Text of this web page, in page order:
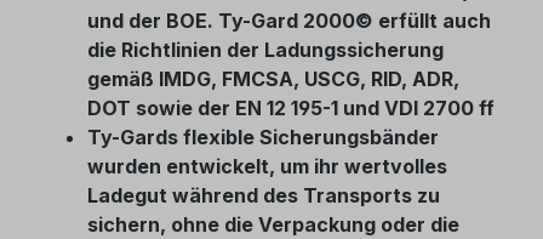
und der BOE. Ty-Gard 2000© erfüllt auch
die Richtlinien der Ladungssicherung
gemäß IMDG, FMCSA, USCG, RID, ADR,
DOT sowie der EN 12 195-1 und VDI 2700 ff
Ty-Gards flexible Sicherungsbänder
wurden entwickelt, um ihr wertvolles
Ladegut während des Transports zu
sichern, ohne die Verpackung oder die